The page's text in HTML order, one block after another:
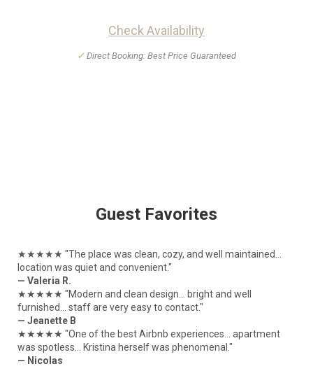
Check Availability
✓ Direct Booking: Best Price Guaranteed
Guest Favorites
★★★★★ "The place was clean, cozy, and well maintained...
location was quiet and convenient."
— Valeria R.
★★★★★ "Modern and clean design... bright and well
furnished... staff are very easy to contact."
— Jeanette B
★★★★★ "One of the best Airbnb experiences... apartment
was spotless... Kristina herself was phenomenal."
— Nicolas